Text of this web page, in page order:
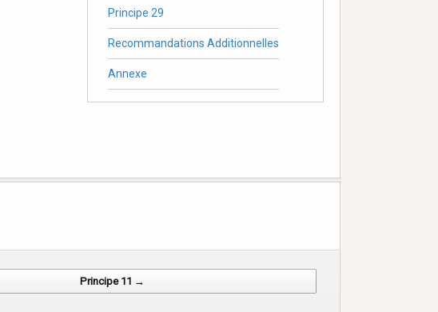
Principe 29
Recommandations Additionnelles
Annexe
Principe 11 →